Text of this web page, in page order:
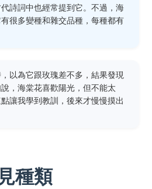
詩詞中也經常提到它。不過，海
很多變種和雜交品種，每種都有
以為它跟玫瑰差不多，結果發現
，海棠花喜歡陽光，但不能太
讓我學到教訓，後來才慢慢摸出
種類